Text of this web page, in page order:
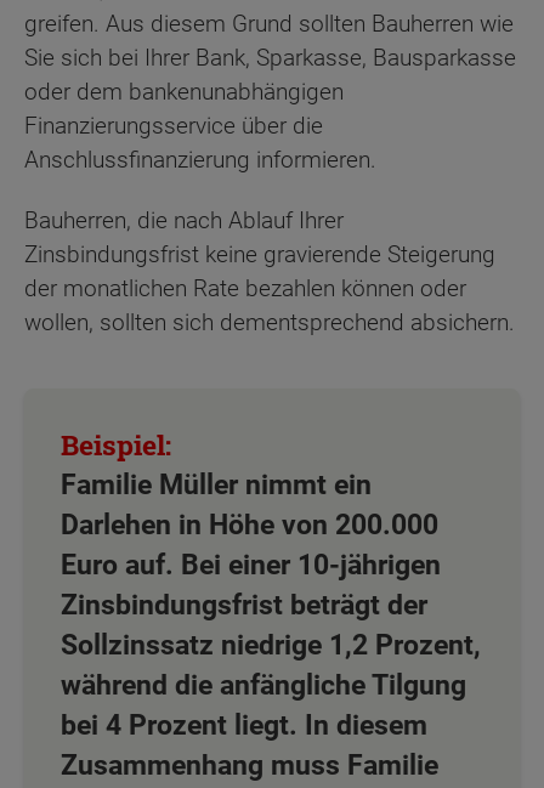
greifen. Aus diesem Grund sollten Bauherren wie
Sie sich bei Ihrer Bank, Sparkasse, Bausparkasse
oder dem bankenunabhängigen
Finanzierungsservice über die
Anschlussfinanzierung informieren.
Bauherren, die nach Ablauf Ihrer
Zinsbindungsfrist keine gravierende Steigerung
der monatlichen Rate bezahlen können oder
wollen, sollten sich dementsprechend absichern.
Familie Müller nimmt ein
Darlehen in Höhe von 200.000
Euro auf. Bei einer 10-jährigen
Zinsbindungsfrist beträgt der
Sollzinssatz niedrige 1,2 Prozent,
während die anfängliche Tilgung
bei 4 Prozent liegt. In diesem
Zusammenhang muss Familie